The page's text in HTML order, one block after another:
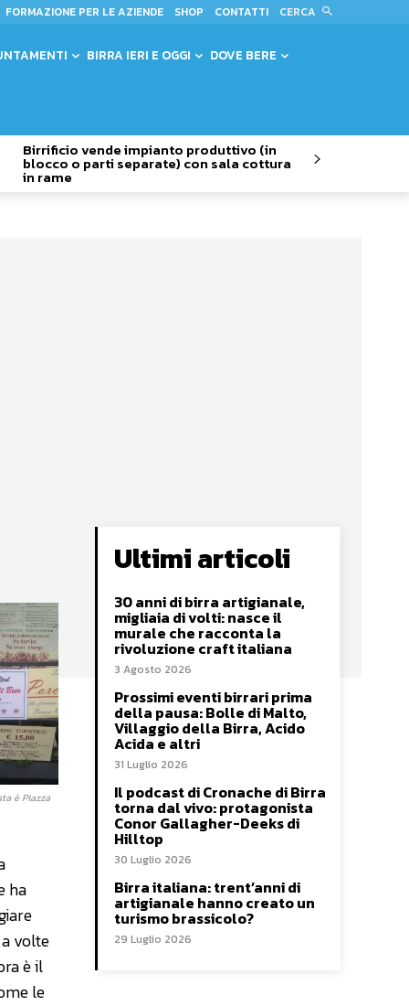
FORMAZIONE PER LE AZIENDE SHOP CONTATTI CERCA
BIRRA IERI E OGGI DOVE BERE
Birrificio vende impianto produttivo (in
blocco o parti separate) con sala cottura
in rame
è Piazza
ha
volte
è il
le
Ultimi articoli
30 anni di birra artigianale,
migliaia di volti: nasce il
murale che racconta la
rivoluzione craft italiana
3 Agosto 2026
Prossimi eventi birrari prima
della pausa: Bolle di Malto,
Villaggio della Birra, Acido
Acida e altri
31 Luglio 2026
Il podcast di Cronache di Birra
torna dal vivo: protagonista
Conor Gallagher-Deeks di
Hilltop
30 Luglio 2026
Birra italiana: trent’anni di
artigianale hanno creato un
turismo brassicolo?
29 Luglio 2026